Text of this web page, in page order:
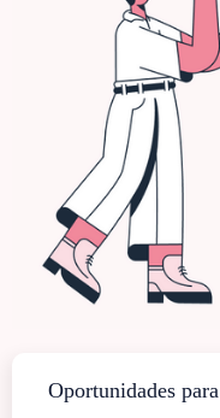
Oportunidades para